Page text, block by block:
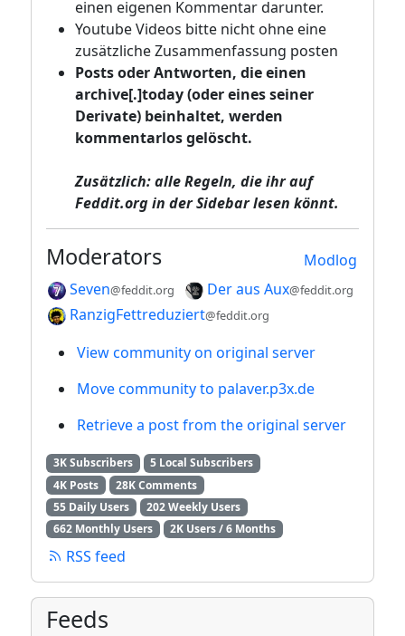
einen eigenen Kommentar darunter.
Youtube Videos bitte nicht ohne eine
zusätzliche Zusammenfassung posten
Posts oder Antworten, die einen
archive[.]today (oder eines seiner
Derivate) beinhaltet, werden
kommentarlos gelöscht.
Zusätzlich: alle Regeln, die ihr auf
Feddit.orgin der Sidebar lesen könnt.
Modlog
Moderators
Seven@feddit.org Der aus Aux@feddit.org
RanzigFettreduziert@feddit.org
View community on original server
Move community to palaver.p3x.de
Retrieve a post from the original server
3K Subscribers
5 Local Subscribers
4K Posts
28K Comments
55 Daily Users
202 Weekly Users
662 Monthly Users
2K Users / 6 Months
RSS feed
Feeds